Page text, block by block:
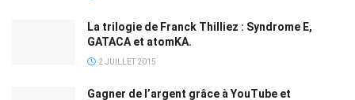
La trilogie de Franck Thilliez : Syndrome E,
GATACA et atomKA.
2 JUILLET 2015
Gagner de l’argent grâce à YouTube et